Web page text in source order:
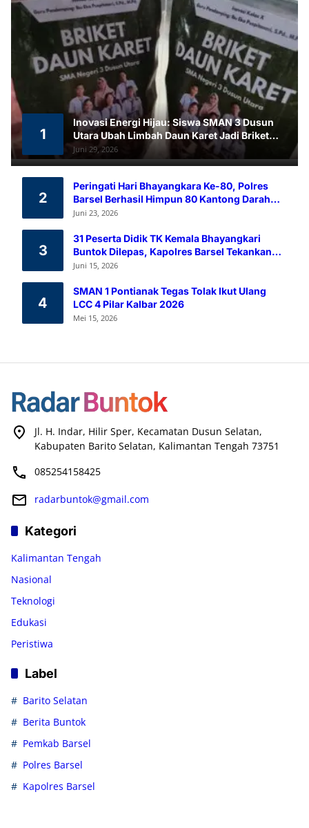
1
Inovasi Energi Hijau: Siswa SMAN 3 Dusun
Utara Ubah Limbah Daun Karet Jadi Briket
Ramah Lingkungan
Juni 29, 2026
2
Peringati Hari Bhayangkara Ke-80, Polres
Barsel Berhasil Himpun 80 Kantong Darah
Melalui Aksi Donor Darah
Juni 23, 2026
3
31 Peserta Didik TK Kemala Bhayangkari
Buntok Dilepas, Kapolres Barsel Tekankan
Pendidikan Karakter
Juni 15, 2026
4
SMAN 1 Pontianak Tegas Tolak Ikut Ulang
LCC 4 Pilar Kalbar 2026
Mei 15, 2026
Jl. H. Indar, Hilir Sper, Kecamatan Dusun Selatan,
Kabupaten Barito Selatan, Kalimantan Tengah 73751
085254158425
radarbuntok@gmail.com
Kategori
Kalimantan Tengah
Nasional
Teknologi
Edukasi
Peristiwa
Label
Barito Selatan
Berita Buntok
Pemkab Barsel
Polres Barsel
Kapolres Barsel